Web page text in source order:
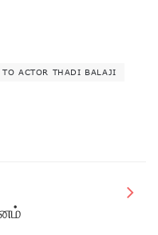
TO ACTOR THADI BALAJI